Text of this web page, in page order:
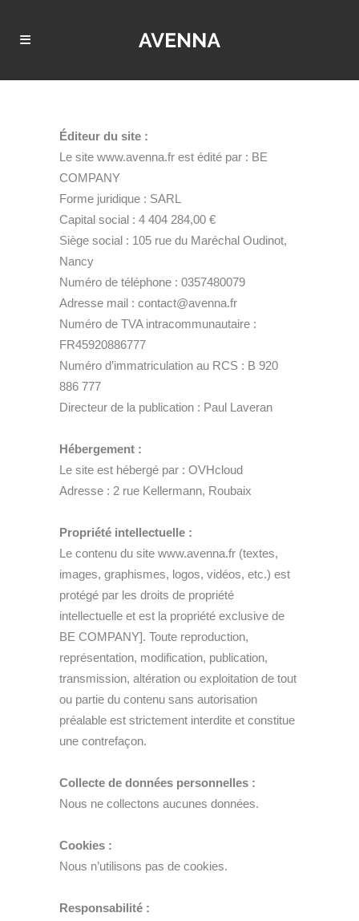
Éditeur du site :
Le site www.avenna.fr est édité par : BE
COMPANY
Forme juridique : SARL
Capital social : 4 404 284,00 €
Siège social : 105 rue du Maréchal Oudinot,
Nancy
Numéro de téléphone : 0357480079
Adresse mail : contact@avenna.fr
Numéro de TVA intracommunautaire :
FR45920886777
Numéro d’immatriculation au RCS : B 920
886 777
Directeur de la publication : Paul Laveran
Hébergement :
Le site est hébergé par : OVHcloud
Adresse : 2 rue Kellermann, Roubaix
Propriété intellectuelle :
Le contenu du site www.avenna.fr (textes,
images, graphismes, logos, vidéos, etc.) est
protégé par les droits de propriété
intellectuelle et est la propriété exclusive de
BE COMPANY]. Toute reproduction,
représentation, modification, publication,
transmission, altération ou exploitation de tout
ou partie du contenu sans autorisation
préalable est strictement interdite et constitue
une contrefaçon.
Collecte de données personnelles :
Nous ne collectons aucunes données.
Cookies :
Nous n’utilisons pas de cookies.
Responsabilité :